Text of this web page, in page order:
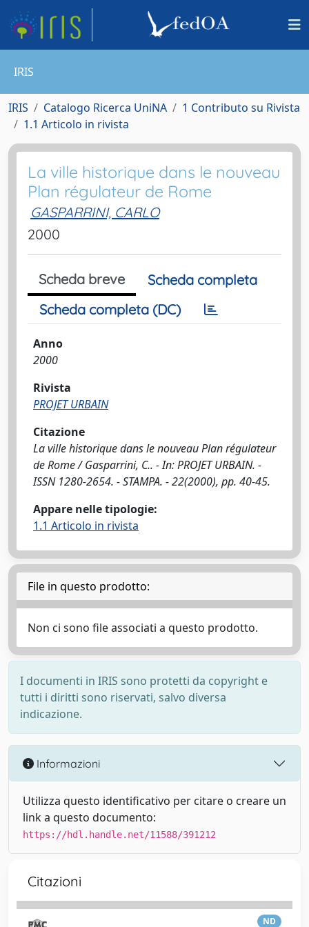
IRIS
IRIS Catalogo Ricerca UniNA
1 Contributo su Rivista
1.1 Articolo in rivista
La ville historique dans le nouveau
Plan régulateur de Rome
GASPARRINI, CARLO
2000
Scheda breve
Scheda completa
Scheda completa (DC)
Anno
2000
Rivista
PROJET URBAIN
Citazione
La ville historique dans le nouveau Plan régulateur
de Rome / Gasparrini, C.. - In: PROJET URBAIN. -
ISSN 1280-2654. - STAMPA. - 22(2000), pp. 40-45.
Appare nelle tipologie:
1.1 Articolo in rivista
File in questo prodotto:
Non ci sono file associati a questo prodotto.
I documenti in IRIS sono protetti da copyright e
tutti i diritti sono riservati, salvo diversa
indicazione.
Informazioni
Utilizza questo identificativo per citare o creare un
link a questo documento:
https://hdl.handle.net/11588/391212
Citazioni
ND